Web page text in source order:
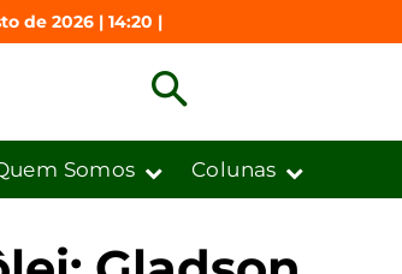
de 2026 | 14:20 |
Somos Colunas